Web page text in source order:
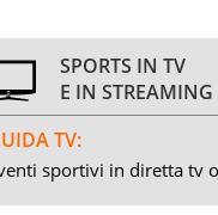
SPORTS IN TV
E IN STREAMING
TV:
sportivi in diretta tv